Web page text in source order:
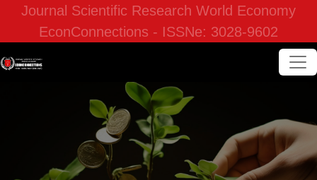
Journal Scientific Research World Economy
EconConnections - ISSNe: 3028-9602